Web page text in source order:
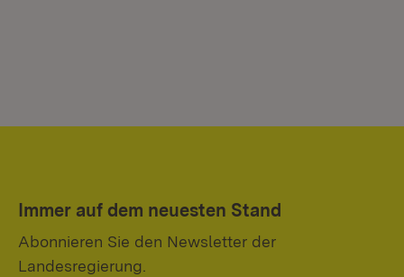
Immer auf dem neuesten Stand
Abonnieren Sie den Newsletter der
Landesregierung.